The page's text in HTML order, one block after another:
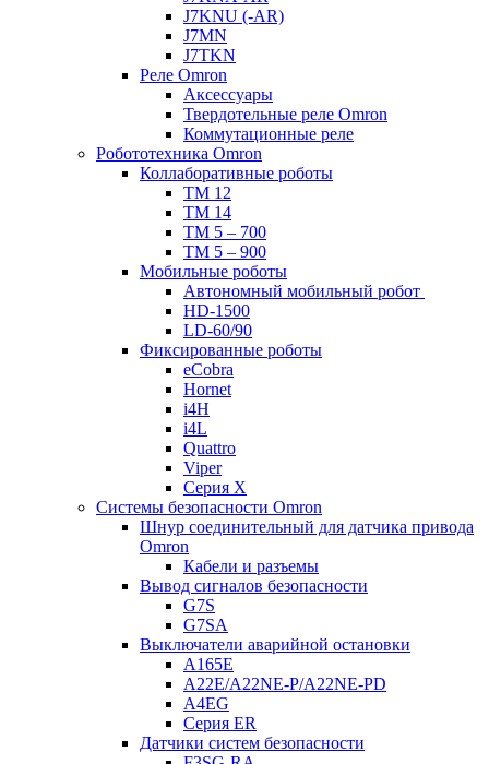
J7KNU (-AR)
J7MN
J7TKN
Реле Omron
Аксессуары
Твердотельные реле Omron
Коммутационные реле
Робототехника Omron
Коллаборативные роботы
TM 12
TM 14
TM 5 – 700
TM 5 – 900
Мобильные роботы
Автономный мобильный робот
HD-1500
LD-60/90
Фиксированные роботы
eCobra
Hornet
i4H
i4L
Quattro
Viper
Серия X
Системы безопасности Omron
Шнур соединительный для датчика привода
Omron
Кабели и разъемы
Вывод сигналов безопасности
G7S
G7SA
Выключатели аварийной остановки
A165E
A22E/A22NE-P/A22NE-PD
A4EG
Серия ER
Датчики систем безопасности